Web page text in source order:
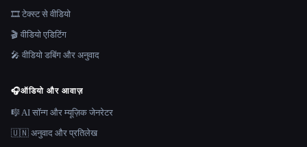
🎞️ टेक्स्ट से वीडियो
🎬 वीडियो एडिटिंग
🎤 वीडियो डबिंग और अनुवाद
🎧ऑडियो और आवाज़
🎼 AI सॉन्ग और म्यूज़िक जेनरेटर
🇺🇳 अनुवाद और प्रतिलेख